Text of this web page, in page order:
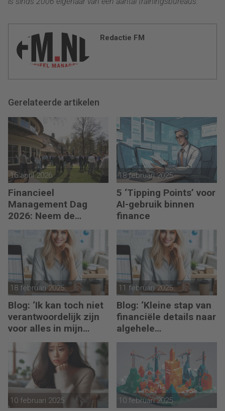
Redactie FM
Gerelateerde artikelen
16 april 2026
Financieel
Management Dag
2026: Neem de
toekomst in eigen
18 februari 2025
5 ‘Tipping Points’ voor
AI-gebruik binnen
finance
18 februari 2025
Blog: ‘Ik kan toch niet
verantwoordelijk zijn
voor alles in mijn
waardeketen?’
11 februari 2025
Blog: ‘Kleine stap van
financiële details naar
algehele
duurzaamheid ‘
10 februari 2025 10 februari 2025